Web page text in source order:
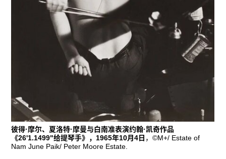
彼得·摩尔、夏洛特·摩曼与白南准表演约翰·凯奇作品
《26'1.1499"给提琴手》，1965年10月4日 ，©M+/ Estate of
Nam June Paik/ Peter Moore Estate.